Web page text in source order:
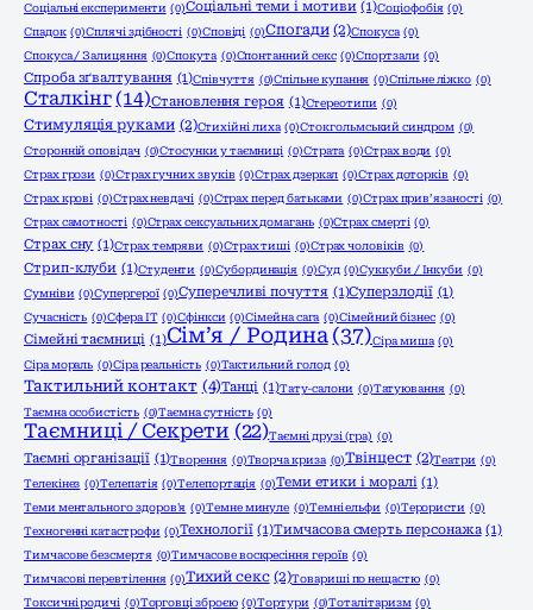
Соціальні експерименти (0)Соціальні теми і мотиви (1)Соціофобія (0)
Спадок (0)Сплячі здібності (0)Сповіді (0)Спогади (2)Спокуса (0)
Спокуса / Залицяння (0)Спокута (0)Спонтанний секс (0)Спортзали (0)
Спроба зґвалтування (1)Співчуття (0)Спільне купання (0)Спільне ліжко (0)
Сталкінг (14)Становлення героя (1)Стереотипи (0)
Стимуляція руками (2)Стихійні лиха (0)Стокгольмський синдром (0)
Сторонній оповідач (0)Стосунки у таємниці (0)Страта (0)Страх води (0)
Страх грози (0)Страх гучних звуків (0)Страх дзеркал (0)Страх доторків (0)
Страх крові (0)Страх невдачі (0)Страх перед батьками (0)Страх прив’язаності (0)
Страх самотності (0)Страх сексуальних домагань (0)Страх смерті (0)
Страх сну (1)Страх темряви (0)Страх тиші (0)Страх чоловіків (0)
Стрип-клуби (1)Студенти (0)Субординація (0)Суд (0)Суккуби / Інкуби (0)
Сумніви (0)Супергерої (0)Суперечливі почуття (1)Суперзлодії (1)
Сучасність (0)Сфера ІТ (0)Сфінкси (0)Сімейна сага (0)Сімейний бізнес (0)
Сімейні таємниці (1)Сім’я / Родина (37)Сіра миша (0)
Сіра мораль (0)Сіра реальність (0)Тактильний голод (0)
Тактильний контакт (4)Танці (1)Тату-салони (0)Татуювання (0)
Таємна особистість (0)Таємна сутність (0)
Таємниці / Секрети (22)Таємні друзі (гра) (0)
Таємні організації (1)Творення (0)Творча криза (0)Твінцест (2)Театри (0)
Телекінез (0)Телепатія (0)Телепортація (0)Теми етики і моралі (1)
Теми ментального здоров'я (0)Темне минуле (0)Темні ельфи (0)Терористи (0)
Техногенні катастрофи (0)Технології (1)Тимчасова смерть персонажа (1)
Тимчасове безсмертя (0)Тимчасове воскресіння героїв (0)
Тимчасові перевтілення (0)Тихий секс (2)Товариші по нещастю (0)
Токсичні родичі (0)Торговці зброєю (0)Тортури (0)Тоталітаризм (0)